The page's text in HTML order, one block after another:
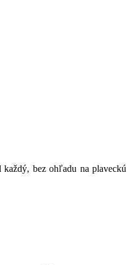
bez ohľadu na plaveckú